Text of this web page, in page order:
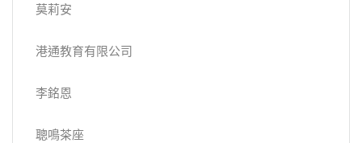
莫莉安
港通教育有限公司
李銘恩
聰鳴茶座